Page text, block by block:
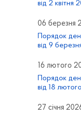
від 2 квітня
06 березня
Порядок
від 9
16 лютого
Порядок
від 18
27 січня